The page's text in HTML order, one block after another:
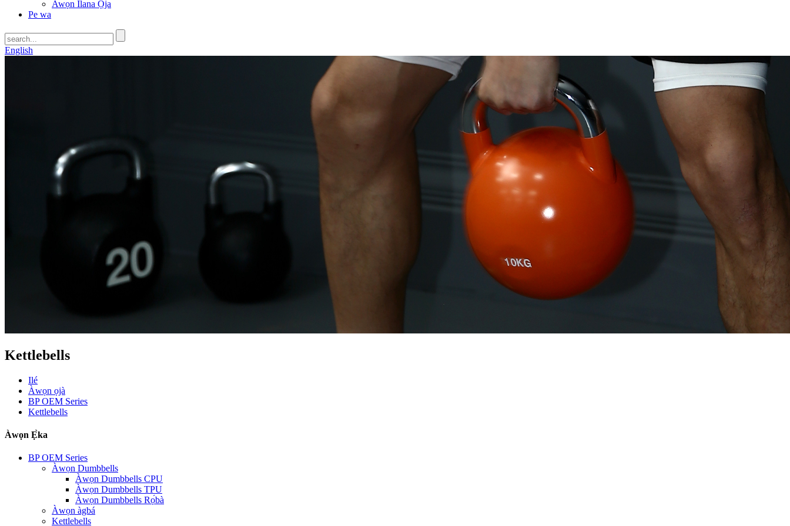
Awọn Ilana Ọja
Pe wa
English
Kettlebells
Ilé
Àwọn ọjà
BP OEM Series
Kettlebells
Àwọn Ẹ̀ka
BP OEM Series
Àwọn Dumbbells
Àwọn Dumbbells CPU
Àwọn Dumbbells TPU
Àwọn Dumbbells Rọ́bà
Àwọn àgbá
Kettlebells